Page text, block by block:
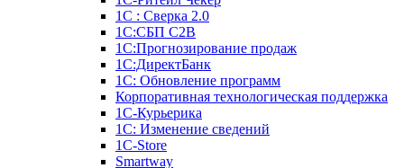
1С : Сверка 2.0
1С:СБП C2B
1С:Прогнозирование продаж
1С:ДиректБанк
1С: Обновление программ
Корпоративная технологическая поддержка
1С-Курьерика
1С: Изменение сведений
1C-Store
Smartway